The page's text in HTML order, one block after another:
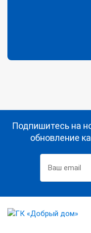
Подпишитесь на
обновление